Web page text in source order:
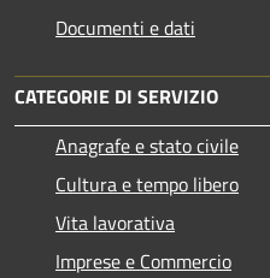
Documenti e dati
CATEGORIE DI SERVIZIO
Anagrafe e stato civile
Cultura e tempo libero
Vita lavorativa
Imprese e Commercio